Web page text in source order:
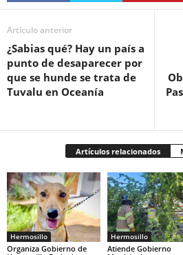
Artículo anterior
¿Sabias qué? Hay un país a
punto de desaparecer por
que se hunde se trata de
Tuvalu en Oceanía
Artículos relacionados
Hermosillo
Organiza Gobierno de
Hermosillo
Atiende Gobierno